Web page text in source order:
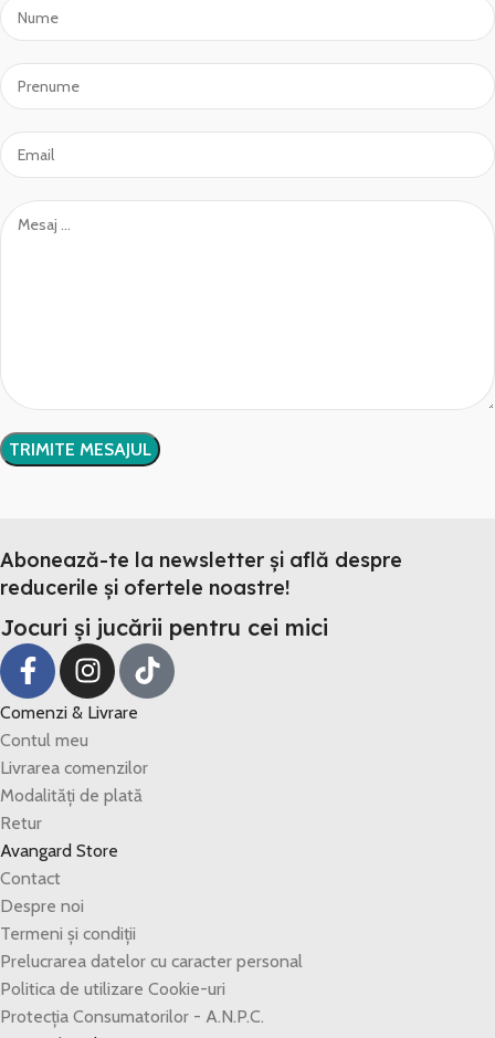
Abonează-te la newsletter și află despre
reducerile și ofertele noastre!
Jocuri și jucării pentru cei mici
Comenzi & Livrare
Contul meu
Livrarea comenzilor
Modalități de plată
Retur
Avangard Store
Contact
Despre noi
Termeni și condiții
Prelucrarea datelor cu caracter personal
Politica de utilizare Cookie-uri
Protecția Consumatorilor - A.N.P.C.